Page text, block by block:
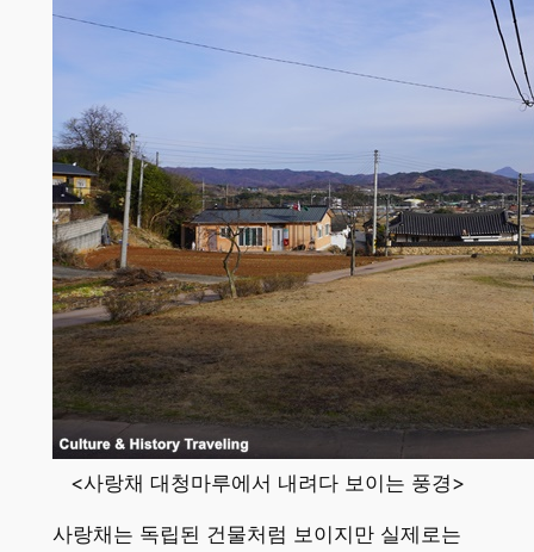
<사랑채 대청마루에서 내려다 보이는 풍경>
사랑채는 독립된 건물처럼 보이지만 실제로는